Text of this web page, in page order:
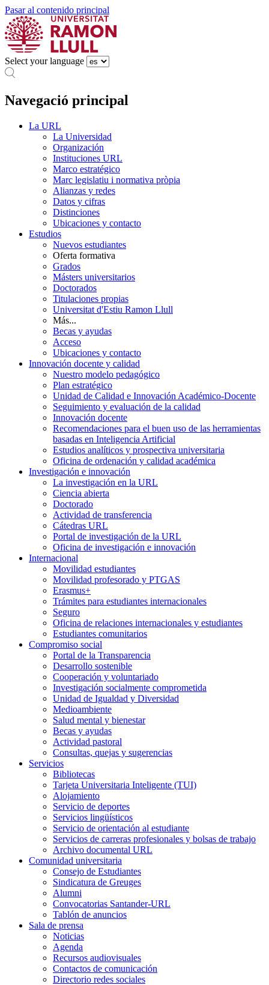
Pasar al contenido principal
Select your language
Navegació principal
La URL
La Universidad
Organización
Instituciones URL
Marco estratégico
Marc legislatiu i normativa pròpia
Alianzas y redes
Datos y cifras
Distinciones
Ubicaciones y contacto
Estudios
Nuevos estudiantes
Oferta formativa
Grados
Másters universitarios
Doctorados
Titulaciones propias
Universitat d'Estiu Ramon Llull
Más...
Becas y ayudas
Acceso
Ubicaciones y contacto
Innovación docente y calidad
Nuestro modelo pedagógico
Plan estratégico
Unidad de Calidad e Innovación Académico-Docente
Seguimiento y evaluación de la calidad
Innovación docente
Recomendaciones para el buen uso de las herramientas
basadas en Inteligencia Artificial
Estudios analíticos y prospectiva universitaria
Oficina de ordenación y calidad académica
Investigación e innovación
La investigación en la URL
Ciencia abierta
Doctorado
Actividad de transferencia
Cátedras URL
Portal de investigación de la URL
Oficina de investigación e innovación
Internacional
Movilidad estudiantes
Movilidad profesorado y PTGAS
Erasmus+
Trámites para estudiantes internacionales
Seguro
Oficina de relaciones internacionales y estudiantes
Estudiantes comunitarios
Compromiso social
Portal de la Transparencia
Desarrollo sostenible
Cooperación y voluntariado
Investigación socialmente comprometida
Unidad de Igualdad y Diversidad
Medioambiente
Salud mental y bienestar
Becas y ayudas
Actividad pastoral
Consultas, quejas y sugerencias
Servicios
Bibliotecas
Tarjeta Universitaria Inteligente (TUI)
Alojamiento
Servicio de deportes
Servicios lingüísticos
Servicio de orientación al estudiante
Servicios de carreras profesionales y bolsas de trabajo
Archivo documental URL
Comunidad universitaria
Consejo de Estudiantes
Sindicatura de Greuges
Alumni
Convocatorias Santander-URL
Tablón de anuncios
Sala de prensa
Noticias
Agenda
Recursos audiovisuales
Contactos de comunicación
Directorio redes sociales